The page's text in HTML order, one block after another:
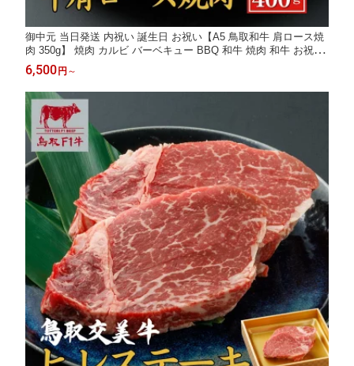
御中元 当日発送 内祝い 誕生日 お祝い【A5 鳥取和牛 肩ロース焼
肉 350g】 焼肉 カルビ バーベキュー BBQ 和牛 焼肉 和牛 お祝い
お肉 肩ロース カルビ
6,500円 ～